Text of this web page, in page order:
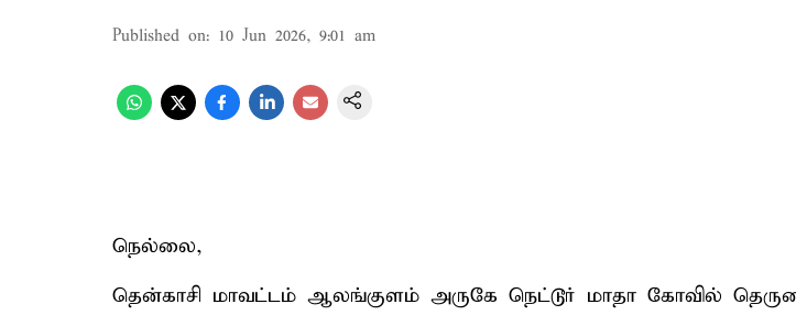
Published on: 10 Jun 2026, 9:01 am
நெல்லை,
தென்காசி மாவட்டம் ஆலங்குளம் அருகே நெட்டூர் மாதா கோவில்